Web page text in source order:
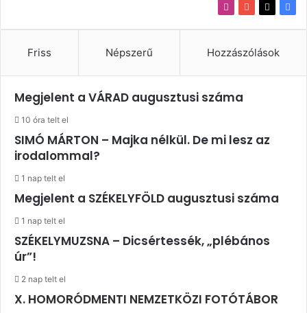
YouTube
Instagram
Friss Népszerű Hozzászólások
Megjelent a VÁRAD augusztusi száma
10 óra telt el
SIMÓ MÁRTON – Majka nélkül. De mi lesz az
irodalommal?
1 nap telt el
Megjelent a SZÉKELYFÖLD augusztusi száma
1 nap telt el
SZÉKELYMUZSNA – Dicsértessék, „plébános
úr”!
2 nap telt el
X. HOMORÓDMENTI NEMZETKÖZI FOTÓTÁBOR